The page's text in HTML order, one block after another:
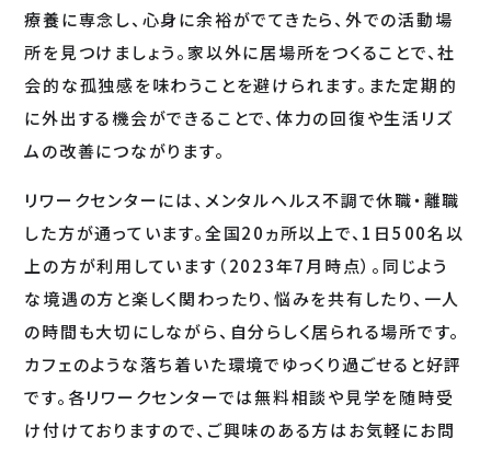
療養に専念し、心身に余裕がでてきたら、外での活動場
所を見つけましょう。家以外に居場所をつくることで、社
会的な孤独感を味わうことを避けられます。また定期的
に外出する機会ができることで、体力の回復や生活リズ
ムの改善につながります。
リワークセンターには、メンタルヘルス不調で休職・離職
した方が通っています。全国20ヵ所以上で、1日500名以
上の方が利用しています（2023年7月時点）。同じよう
な境遇の方と楽しく関わったり、悩みを共有したり、一人
の時間も大切にしながら、自分らしく居られる場所です。
カフェのような落ち着いた環境でゆっくり過ごせると好評
です。各リワークセンターでは無料相談や見学を随時受
け付けておりますので、ご興味のある方はお気軽にお問